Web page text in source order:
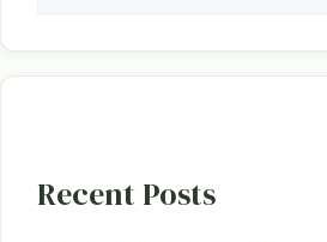
Recent Posts